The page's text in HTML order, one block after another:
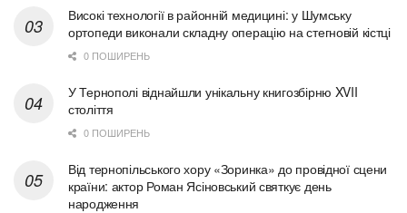
Високі технології в районній медицині: у Шумську
ортопеди виконали складну операцію на стегновій кістці
0 ПОШИРЕНЬ
У Тернополі віднайшли унікальну книгозбірню XVII
століття
0 ПОШИРЕНЬ
Від тернопільського хору «Зоринка» до провідної сцени
країни: актор Роман Ясіновський святкує день
народження